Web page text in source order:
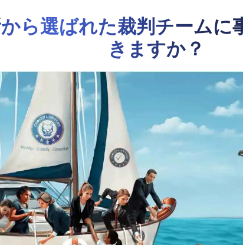
ら選ばれた裁判チームに
きますか？